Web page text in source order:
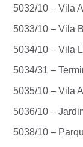
5032/10 – Vila
5033/10 – Vila
5034/10 – Vila
5034/31 –
5035/10 – Vila
5036/10 –
5038/10 –